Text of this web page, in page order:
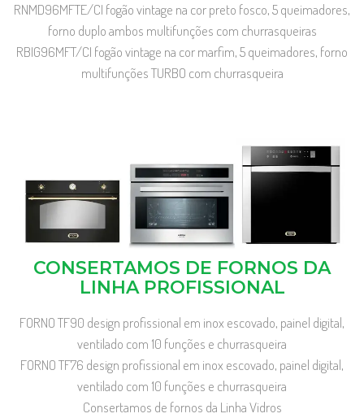
RNMD96MFTE/CI fogão vintage na cor preto fosco, 5 queimadores,
forno duplo ambos multifunções com churrasqueiras
RBIG96MFT/CI fogão vintage na cor marfim, 5 queimadores, forno
multifunções TURBO com churrasqueira
CONSERTAMOS DE FORNOS DA
LINHA PROFISSIONAL
FORNO TF90 design profissional em inox escovado, painel digital,
ventilado com 10 funções e churrasqueira
FORNO TF76 design profissional em inox escovado, painel digital,
ventilado com 10 funções e churrasqueira
Consertamos de fornos da Linha Vidros